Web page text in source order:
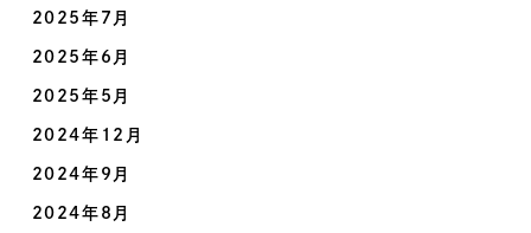
2025年7月
2025年6月
2025年5月
2024年12月
2024年9月
2024年8月